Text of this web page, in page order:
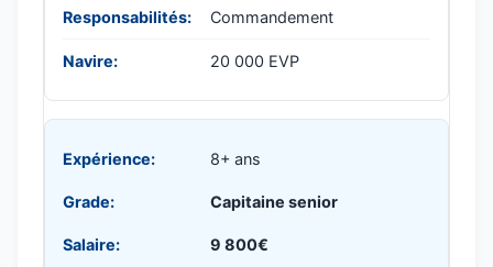
Commandement
20 000 EVP
8+ ans
Capitaine senior
9 800€